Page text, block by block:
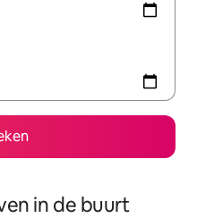
in de buurt